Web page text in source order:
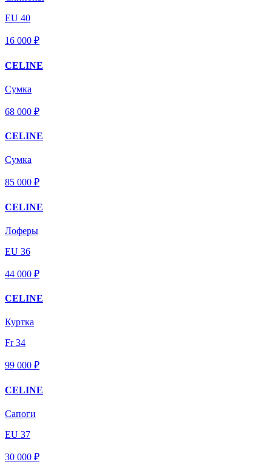
EU 40
16 000 ₽
CELINE
Сумка
68 000 ₽
CELINE
Сумка
85 000 ₽
CELINE
Лоферы
EU 36
44 000 ₽
CELINE
Куртка
Fr 34
99 000 ₽
CELINE
Сапоги
EU 37
30 000 ₽